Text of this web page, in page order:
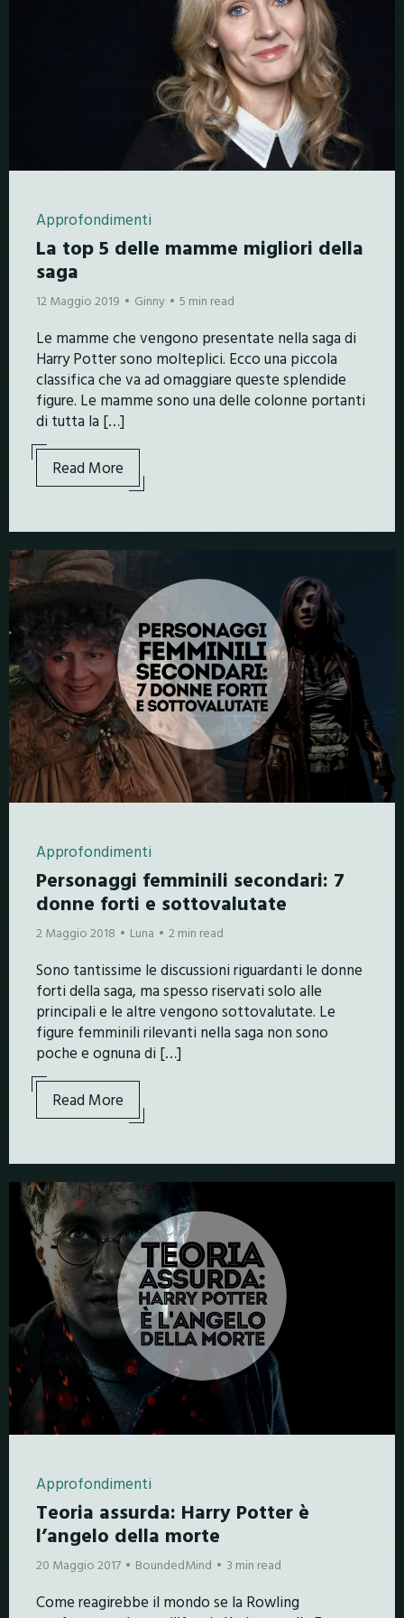
Approfondimenti
La top 5 delle mamme migliori della
saga
12 Maggio 2019 Ginny 5 min read
Le mamme che vengono presentate nella saga di
Harry Potter sono molteplici. Ecco una piccola
classifica che va ad omaggiare queste splendide
figure. Le mamme sono una delle colonne portanti
di tutta la […]
Read More
Approfondimenti
Personaggi femminili secondari: 7
donne forti e sottovalutate
2 Maggio 2018 Luna 2 min read
Sono tantissime le discussioni riguardanti le donne
forti della saga, ma spesso riservati solo alle
principali e le altre vengono sottovalutate. Le
figure femminili rilevanti nella saga non sono
poche e ognuna di […]
Read More
Approfondimenti
Teoria assurda: Harry Potter è
l’angelo della morte
20 Maggio 2017 BoundedMind 3 min read
Come reagirebbe il mondo se la Rowling